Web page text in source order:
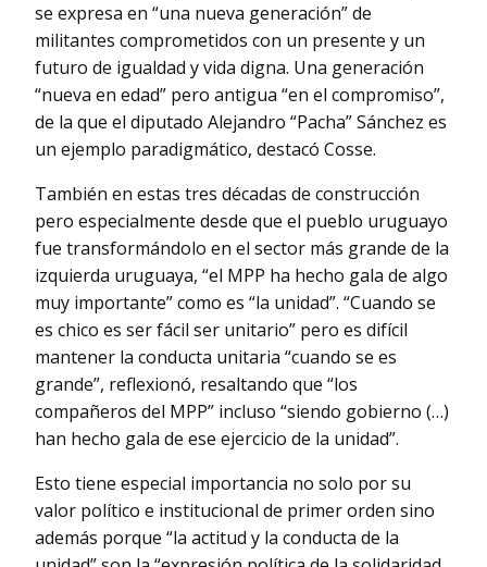
se expresa en “una nueva generación” de
militantes comprometidos con un presente y un
futuro de igualdad y vida digna. Una generación
“nueva en edad” pero antigua “en el compromiso”,
de la que el diputado Alejandro “Pacha” Sánchez es
un ejemplo paradigmático, destacó Cosse.
También en estas tres décadas de construcción
pero especialmente desde que el pueblo uruguayo
fue transformándolo en el sector más grande de la
izquierda uruguaya, “el MPP ha hecho gala de algo
muy importante” como es “la unidad”. “Cuando se
es chico es ser fácil ser unitario” pero es difícil
mantener la conducta unitaria “cuando se es
grande”, reflexionó, resaltando que “los
compañeros del MPP” incluso “siendo gobierno (…)
han hecho gala de ese ejercicio de la unidad”.
Esto tiene especial importancia no solo por su
valor político e institucional de primer orden sino
además porque “la actitud y la conducta de la